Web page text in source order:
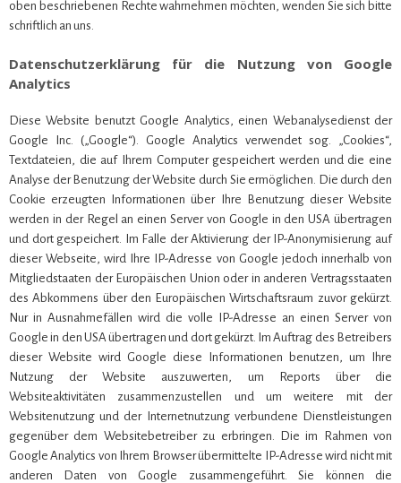
oben beschriebenen Rechte wahrnehmen möchten, wenden Sie sich bitte
schriftlich an uns.
Datenschutzerklärung für die Nutzung von Google
Analytics
Diese Website benutzt Google Analytics, einen Webanalysedienst der
Google Inc. („Google“). Google Analytics verwendet sog. „Cookies“,
Textdateien, die auf Ihrem Computer gespeichert werden und die eine
Analyse der Benutzung der Website durch Sie ermöglichen. Die durch den
Cookie erzeugten Informationen über Ihre Benutzung dieser Website
werden in der Regel an einen Server von Google in den USA übertragen
und dort gespeichert. Im Falle der Aktivierung der IP-Anonymisierung auf
dieser Webseite, wird Ihre IP-Adresse von Google jedoch innerhalb von
Mitgliedstaaten der Europäischen Union oder in anderen Vertragsstaaten
des Abkommens über den Europäischen Wirtschaftsraum zuvor gekürzt.
Nur in Ausnahmefällen wird die volle IP-Adresse an einen Server von
Google in den USA übertragen und dort gekürzt. Im Auftrag des Betreibers
dieser Website wird Google diese Informationen benutzen, um Ihre
Nutzung der Website auszuwerten, um Reports über die
Websiteaktivitäten zusammenzustellen und um weitere mit der
Websitenutzung und der Internetnutzung verbundene Dienstleistungen
gegenüber dem Websitebetreiber zu erbringen. Die im Rahmen von
Google Analytics von Ihrem Browser übermittelte IP-Adresse wird nicht mit
anderen Daten von Google zusammengeführt. Sie können die